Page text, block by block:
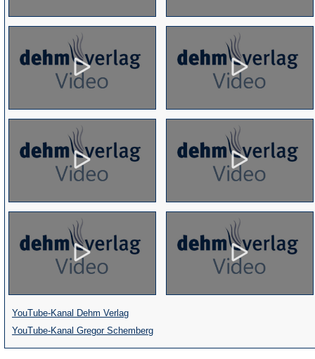
YouTube-Kanal Dehm Verlag(Öffnet
in
einem
YouTube-Kanal Gregor Schemberg(Öffnet
in